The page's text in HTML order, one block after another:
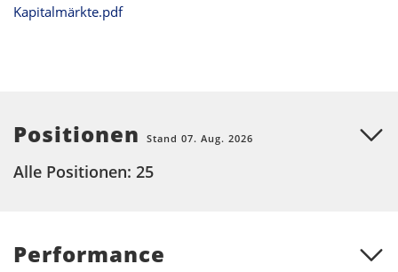
Kapitalmärkte.pdf
Positionen Stand 07. Aug. 2026
Alle Positionen: 25
Performance